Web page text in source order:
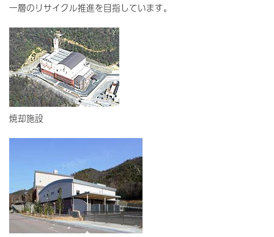
一層のリサイクル推進を目指しています。
焼却施設